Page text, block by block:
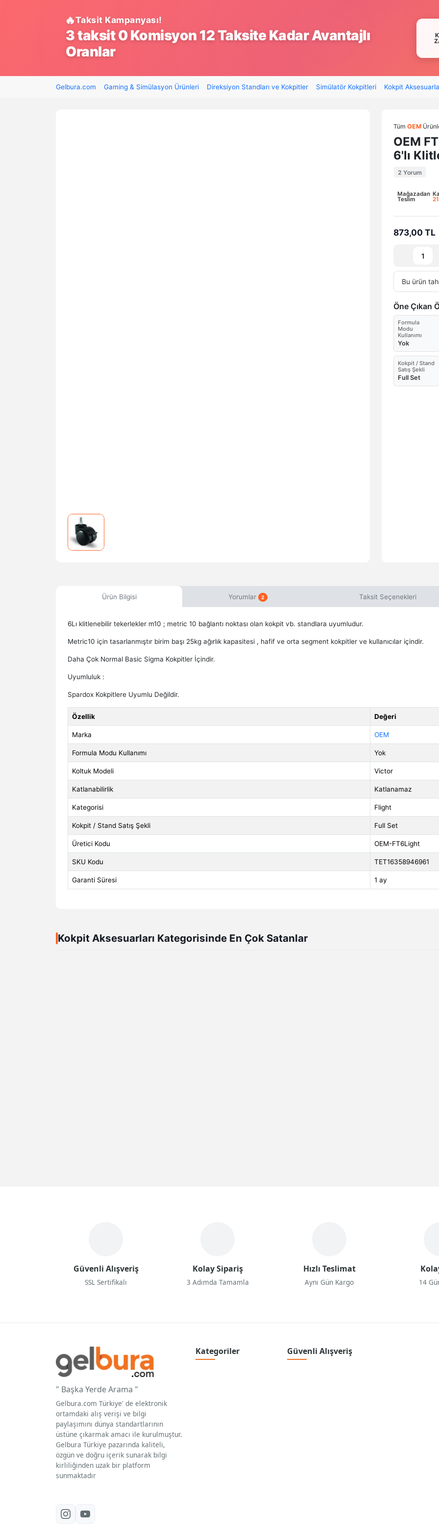
Taksit Kampanyası!
3 taksit 0 Komisyon 12 Taksite Kadar Avantajlı
Oranlar
Gelbura.com Gaming & Simülasyon Ürünleri Direksiyon Standları ve Kokpitler Simülatör Kokpitleri Kokpit
Tüm OEM
OEM
6'lı
2 Yorum
Mağazadan
Teslim
873,00 TL
Bu ürün
Öne Çıkan
Formula
Modu
Kullanımı
Yok
Kokpit / Stand
Satış Şekli
Full Set
Ürün Bilgisi Yorumlar 2 Taksit Seçenekleri
6Lı klitlenebilir tekerlekler m10 ; metric 10 bağlantı noktası olan kokpit vb. standlara uyumludur.
Metric10 için tasarlanmıştır birim başı 25kg ağırlık kapasitesi , hafif ve orta segment kokpitler ve kullanıcılar içindir.
Daha Çok Normal Basic Sigma Kokpitler İçindir.
Uyumluluk :
Spardox Kokpitlere Uyumlu Değildir.
Özellik Değeri
Marka OEM
Formula Modu Kullanımı Yok
Koltuk Modeli Victor
Katlanabilirlik Katlanamaz
Kategorisi Flight
Kokpit / Stand Satış Şekli Full Set
Üretici Kodu OEM-FT6Light
SKU Kodu TET16358946961
Garanti Süresi 1 ay
Kokpit Aksesuarları Kategorisinde En Çok Satanlar
Güvenli Alışveriş
SSL Sertifikalı
Kolay Sipariş
3 Adımda Tamamla
Hızlı Teslimat
Aynı Gün Kargo 14
" Başka Yerde Arama "
Gelbura.com Türkiye' de elektronik
ortamdaki alış verişi ve bilgi
paylaşımını dünya standartlarının
üstüne çıkarmak amacı ile kurulmuştur.
Gelbura Türkiye pazarında kaliteli,
özgün ve doğru içerik sunarak bilgi
kirliliğinden uzak bir platform
sunmaktadır
Kategoriler Güvenli Alışveriş